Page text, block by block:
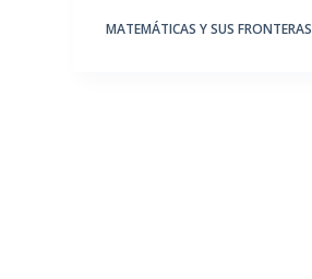
MATEMÁTICAS Y SUS FRONTERAS